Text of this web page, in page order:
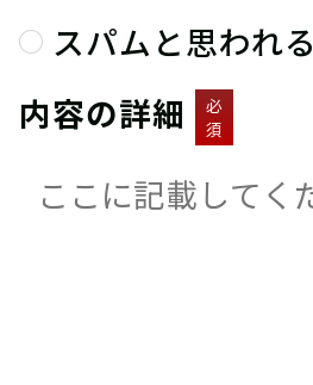
スパムと思われる
内容の詳細
必
須